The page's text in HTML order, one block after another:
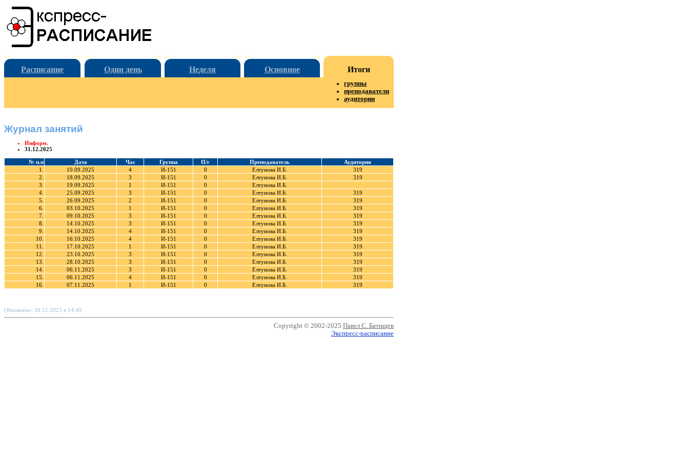
Расписание Один день Неделя Основное Итоги
группы
преподаватели
аудитории
Журнал занятий
Информ.
31.12.2025
№ п.п Дата Час Группа П/г Преподаватель
Аудитория
1.
10.09.2025 4 И-151 0 Елтунова И.Б.
319
2.
18.09.2025 3 И-151 0 Елтунова И.Б.
319
3.
19.09.2025 1 И-151 0
Елтунова И.Б.
4.
25.09.2025 3 И-151 0 Елтунова И.Б.
319
5.
26.09.2025 2 И-151 0 Елтунова И.Б.
319
6.
03.10.2025 1 И-151 0 Елтунова И.Б.
319
7.
09.10.2025 3 И-151 0 Елтунова И.Б.
319
8.
14.10.2025 3 И-151 0 Елтунова И.Б.
319
9.
14.10.2025 4 И-151 0 Елтунова И.Б.
319
10.
16.10.2025 4 И-151 0 Елтунова И.Б.
319
11.
17.10.2025 1 И-151 0 Елтунова И.Б.
319
12.
23.10.2025 3 И-151 0 Елтунова И.Б.
319
13.
28.10.2025 3 И-151 0 Елтунова И.Б.
319
14.
06.11.2025 3 И-151 0 Елтунова И.Б.
319
15.
06.11.2025 4 И-151 0 Елтунова И.Б.
319
16.
07.11.2025 1 И-151 0 Елтунова И.Б. 319
Обновлено: 30.12.2025 в 14:49.
Copyright © 2002-2025 Павел С. Батищев
Экспресс-расписание